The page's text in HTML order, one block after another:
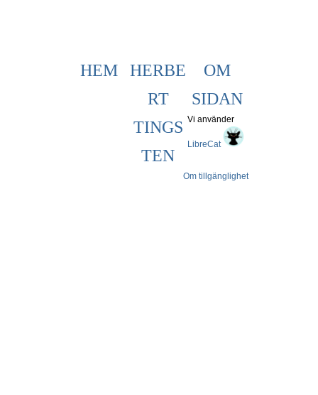
HEM
HERBE
RT
TINGS
TEN
OM
SIDAN
Om tillgänglighet
Vi använder
LibreCat